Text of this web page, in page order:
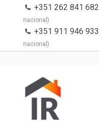
+351 262 841 682
nacional)
+351 911 946 933
nacional)